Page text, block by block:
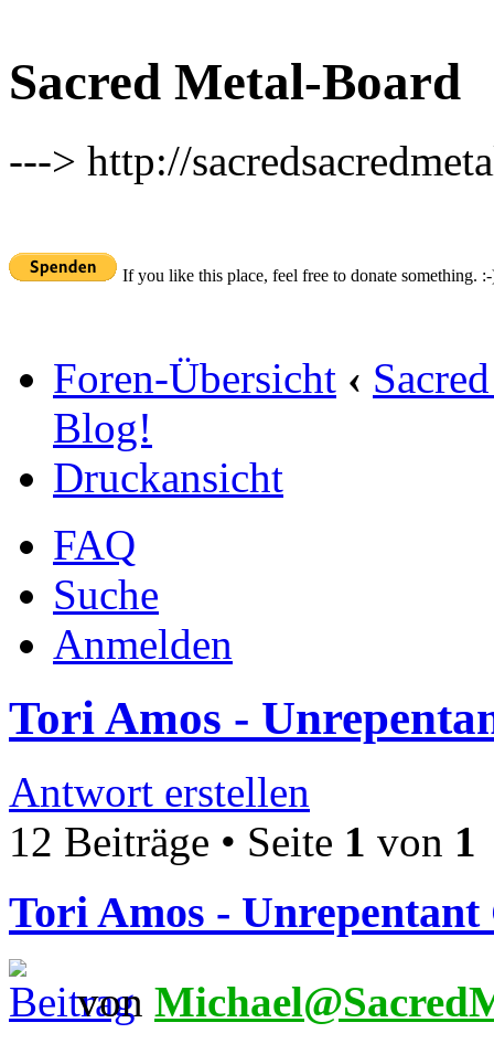
Sacred Metal-Board
---> http://
If you like this place, feel free to donate something.
Foren-Übersicht ‹
Blog!
Druckansicht
FAQ
Suche
Anmelden
Tori Amos -
Antwort erstellen
12 Beiträge • Seite 1 von 1
Tori Amos - Unrepentant
von